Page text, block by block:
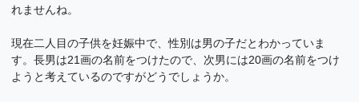
れませんね。
現在二人目の子供を妊娠中で、性別は男の子だとわかっていま
す。長男は21画の名前をつけたので、次男には20画の名前をつけ
ようと考えているのですがどうでしょうか。